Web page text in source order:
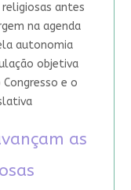
antes
na agenda
autonomia
objetiva
e o
as